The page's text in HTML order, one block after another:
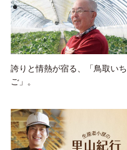
誇りと情熱が宿る、「鳥取いち
ご」。